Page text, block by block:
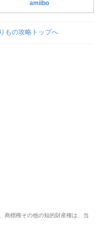
amiibo
もの攻略トップへ
商標権その他の知的財産権は、当